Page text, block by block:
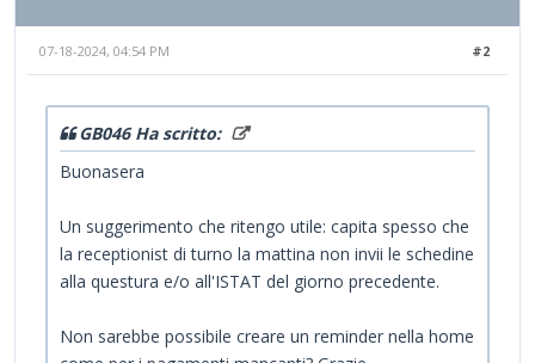
#2
07-18-2024, 04:54 PM
GB046 Ha scritto:
Buonasera
Un suggerimento che ritengo utile: capita spesso che
la receptionist di turno la mattina non invii le schedine
alla questura e/o all'ISTAT del giorno precedente.
Non sarebbe possibile creare un reminder nella home